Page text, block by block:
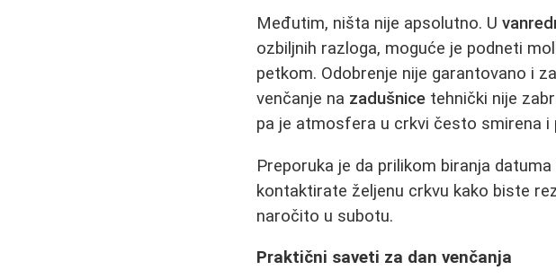
Međutim, ništa nije apsolutno. U
ozbiljnih razloga, moguće je podneti
petkom. Odobrenje nije garantovano i
venčanje na zadušnice tehnički nije
pa je atmosfera u crkvi često smirena
Preporuka je da prilikom biranja
kontaktirate željenu crkvu kako biste
naročito u subotu.
Praktični saveti za dan venčanja